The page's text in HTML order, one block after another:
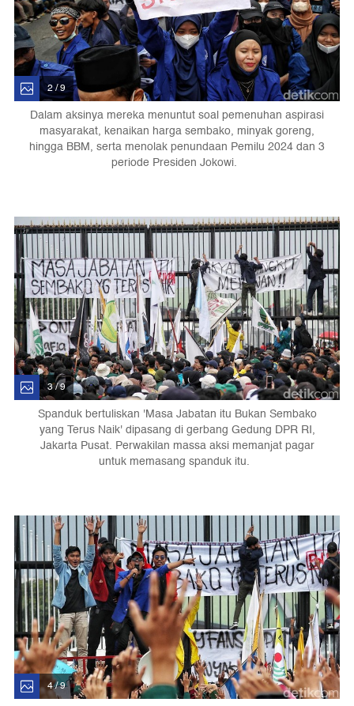
2 / 9
Dalam aksinya mereka menuntut soal pemenuhan aspirasi
masyarakat, kenaikan harga sembako, minyak goreng,
hingga BBM, serta menolak penundaan Pemilu 2024 dan 3
periode Presiden Jokowi.
3 / 9
Spanduk bertuliskan 'Masa Jabatan itu Bukan Sembako
yang Terus Naik' dipasang di gerbang Gedung DPR RI,
Jakarta Pusat. Perwakilan massa aksi memanjat pagar
untuk memasang spanduk itu.
4 / 9